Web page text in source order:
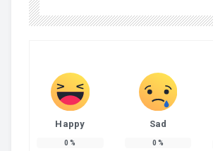
Happy
0 %
Sad
0 %